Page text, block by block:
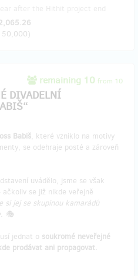
50,000)
remaining 10 from 10
DIVADELNÍ
Babiš, které vzniklo na motivy
se odehraje posté a zároveň
uvádělo, jsme se však
ačkoliv se již nikde veřejně
si jej se skupinou kamarádů
🎭
jednat o soukromé neveřejné
prodávat ani propagovat.